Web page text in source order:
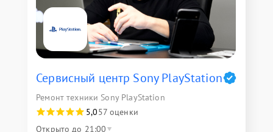
Сервисный центр Sony PlayStation
Ремонт техники Sony PlayStation
5,057 оценки
Открыто до 21:00